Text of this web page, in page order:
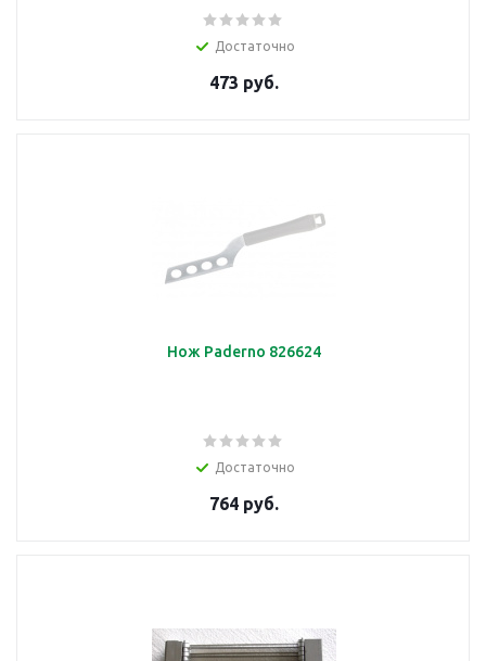
Достаточно
473 руб.
Нож Paderno 826624
Достаточно
764 руб.